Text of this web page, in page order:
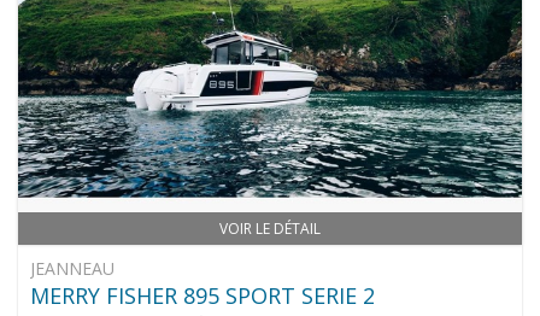
VOIR LE DÉTAIL
JEANNEAU
MERRY FISHER 895 SPORT SERIE 2